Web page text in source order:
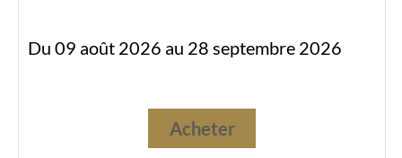
Du 09 août 2026 au 28 septembre 2026
Acheter